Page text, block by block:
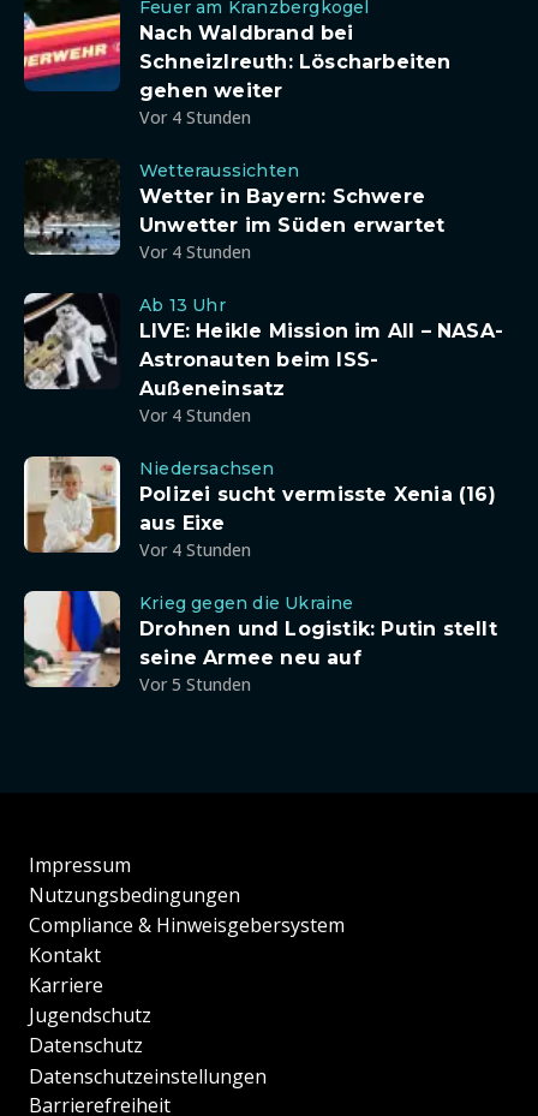
Feuer am Kranzbergkogel
Nach Waldbrand bei
Schneizlreuth: Löscharbeiten
gehen weiter
Vor 4 Stunden
Wetteraussichten
Wetter in Bayern: Schwere
Unwetter im Süden erwartet
Vor 4 Stunden
Ab 13 Uhr
LIVE: Heikle Mission im All – NASA-
Astronauten beim ISS-
Außeneinsatz
Vor 4 Stunden
Niedersachsen
Polizei sucht vermisste Xenia (16)
aus Eixe
Vor 4 Stunden
Krieg gegen die Ukraine
Drohnen und Logistik: Putin stellt
seine Armee neu auf
Vor 5 Stunden
Impressum
Nutzungsbedingungen
Compliance & Hinweisgebersystem
Kontakt
Karriere
Jugendschutz
Datenschutz
Datenschutzeinstellungen
Barrierefreiheit